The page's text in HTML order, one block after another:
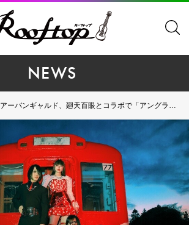
NEWS
アーバンギャルド、廻天百眼とコラボで「アングラ」愛炸裂！ NEWアルバム『メトロスペクティブ』より「アング・ラグラ」のMV公開！